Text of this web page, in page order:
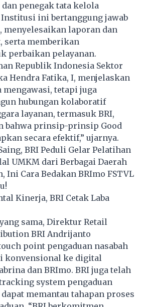
dan penegak tata kelola
ini bertanggung jawab
menyelesaikan laporan dan
serta memberikan
perbaikan pelayanan.
Republik Indonesia Sektor
Hendra Fatika, I, menjelaskan
mengawasi, tetapi juga
hubungan kolaboratif
layanan, termasuk BRI,
bahwa prinsip-prinsip Good
secara efektif,” ujarnya.
BRI Peduli Gelar Pelatihan
UMKM dari Berbagai Daerah
Ini Cara Bedakan BRImo FSTVL
Kinerja, BRI Cetak Laba
sama, Direktur Retail
BRI Andrijanto
point pengaduan nasabah
konvensional ke digital
dan BRImo. BRI juga telah
system pengaduan
memantau tahapan proses